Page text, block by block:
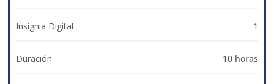
Insignia Digital 1
Duración 10 horas